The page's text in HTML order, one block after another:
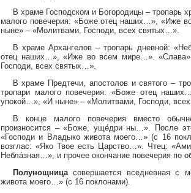
В храме Господском и Богородицы – тропарь
малого повечерия: «Боже отец наших…», «Иже
ныне» – «Молитвами, Господи, всех святых…».
В храме Архангелов – тропарь дневной:
отец наших…», «Иже во всем мире…».
Господи, всех святых…».
В храме Предтечи, апостолов и святого –
тропари малого повечерия: «Боже отец
упокой…», «И ныне» – «Молитвами, Господи,
В конце малого повечерия вместо
произносится – «Боже, уще́дри ны…». После
«Господи и Владыко живота моего…» (с 16
возглас: «Яко Твое есть Царство…». Чтец:
Небла́зная…», и прочее окончание повечерия по
Полунощницасовершается вседневная с
живота моего…» (с 16 поклонами).